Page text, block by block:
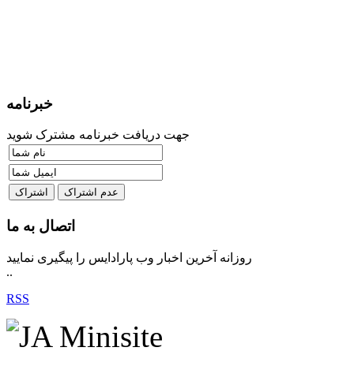
خبرنامه
جهت دریافت خبرنامه مشترک شوید
اتصال به ما
روزانه آخرین اخبار وب پارادایس را پیگیری نمایید
..
RSS